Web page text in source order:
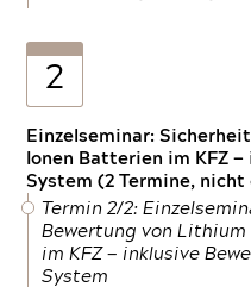
2
Einzelseminar:
Ionen Batterien im KFZ
System (2 Termine,
Termin 2/2:
Bewertung von
im KFZ — inklusive
System